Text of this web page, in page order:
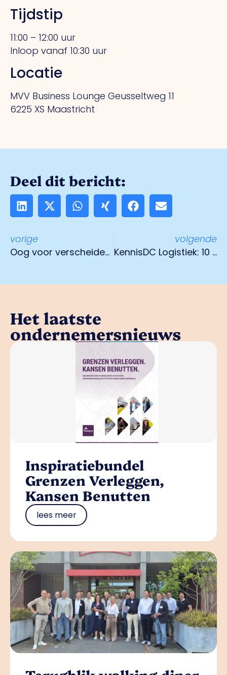
Tijdstip
11:00 – 12:00 uur
Inloop vanaf 10:30 uur
Locatie
MVV Business Lounge Geusseltweg 11
6225 XS Maastricht
Deel dit bericht:
vorige
Oog voor verscheidenheid bij eindafrekening NOW
volgende
KennisDC Logistiek: 10 jaar Mensenwerk
Het laatste
ondernemersnieuws
Inspiratiebundel
Grenzen Verleggen,
Kansen Benutten
lees meer